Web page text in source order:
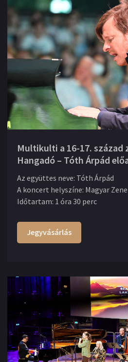
Multikulti a 16-17. század
Hangadó – Tóth Árpád
Az együttes neve: Tóth Árpád
A koncert helyszíne: Magyar
Időtartam: 1 óra 30 perc
Jegyvásárlás